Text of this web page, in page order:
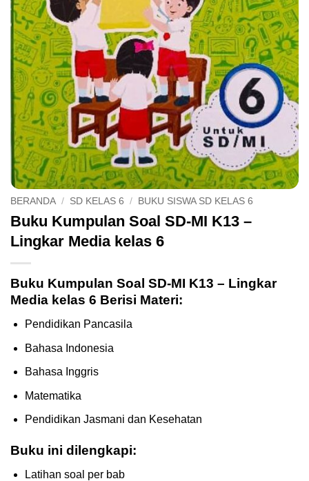
BERANDA / SD KELAS 6 / BUKU SISWA SD KELAS 6
Buku Kumpulan Soal SD-MI K13 –
Lingkar Media kelas 6
Buku Kumpulan Soal SD-MI K13 – Lingkar
Media kelas 6 Berisi Materi:
Pendidikan Pancasila
Bahasa Indonesia
Bahasa Inggris
Matematika
Pendidikan Jasmani dan Kesehatan
Buku ini dilengkapi:
Latihan soal per bab